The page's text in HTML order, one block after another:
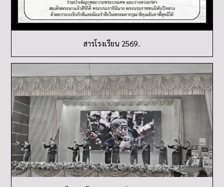
การประเมินรางวัลคุณภาพแห่ง สพฐ. (OBECQA)..